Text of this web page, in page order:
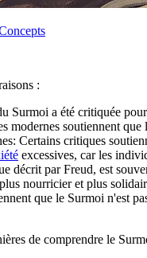
:
Surmoi a été critiquée
modernes soutiennent
Certains critiques
excessives, car les
décrit par Freud, est
nourricier et plus
que le Surmoi n'est
de comprendre le